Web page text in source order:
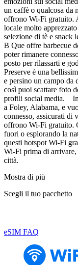
un caffè o qualcosa da
offrono Wi-Fi gratuito.
locale molto
selezione di tè e
B Que offre barbecue
poter rimanere
posto per rilassarti e
Preserve è una
e persino un campo
così puoi scattare foto
profili social media. In
a Foley, Alabama, e
connesso, assicurati di
offrono Wi-Fi gratuito.
fuori o esplorando la
questi hotspot Wi-Fi
Wi-Fi prima di
città.
Mostra di più
Scegli il tuo pacchetto
eSIM FAQ